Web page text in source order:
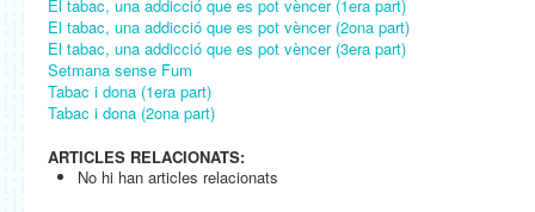
El tabac, una addicció que es pot vèncer (1era part)
El tabac, una addicció que es pot vèncer (2ona part)
El tabac, una addicció que es pot vèncer (3era part)
Setmana sense Fum
Tabac i dona (1era part)
Tabac i dona (2ona part)
ARTICLES RELACIONATS:
No hi han articles relacionats